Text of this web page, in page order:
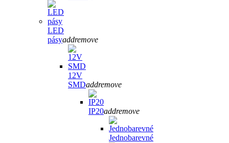
LED
pásyaddremove
12V
SMDaddremove
IP20addremove
Jednobarevné